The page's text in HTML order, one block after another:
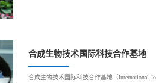
合成生物技术国际科技合作基地
合成生物技术国际科技合作基地（International